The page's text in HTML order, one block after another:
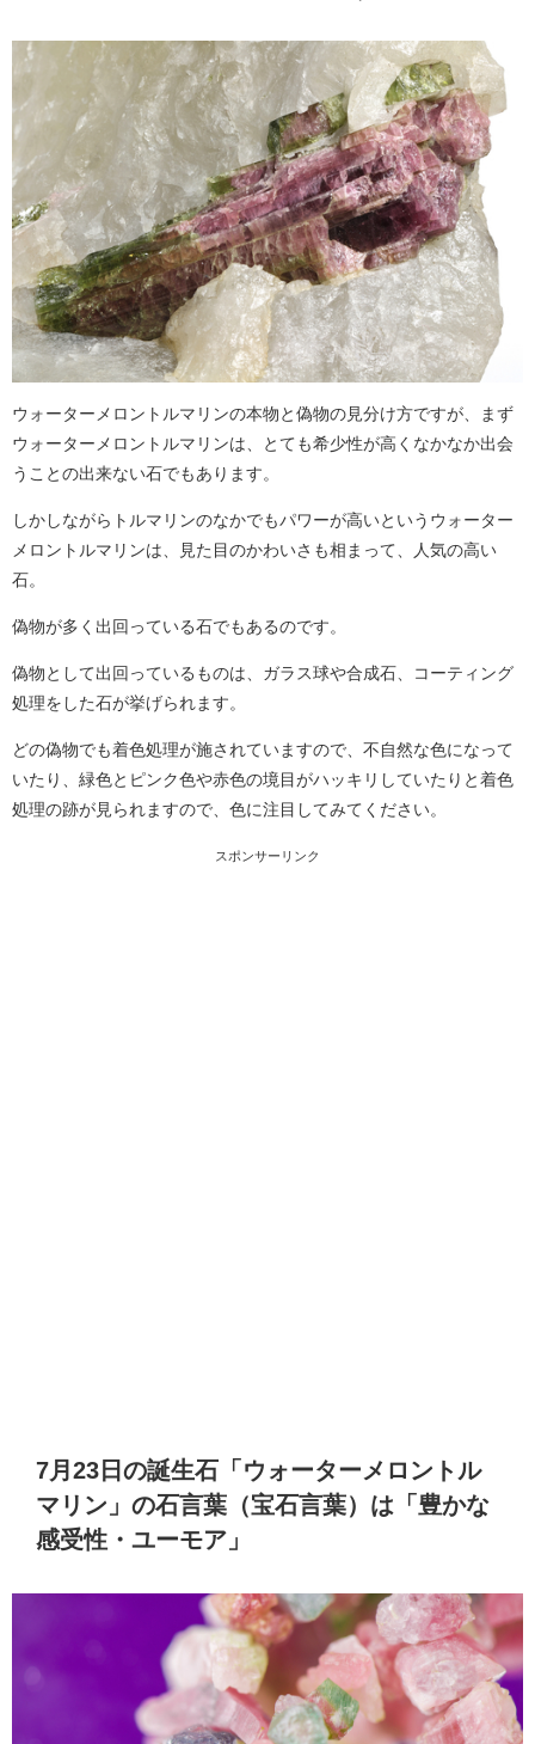
ウォーターメロントルマリンの本物と偽物の見分け方ですが、まず
ウォーターメロントルマリンは、とても希少性が高くなかなか出会
うことの出来ない石でもあります。
しかしながらトルマリンのなかでもパワーが高いというウォーター
メロントルマリンは、見た目のかわいさも相まって、人気の高い
石。
偽物が多く出回っている石でもあるのです。
偽物として出回っているものは、ガラス球や合成石、コーティング
処理をした石が挙げられます。
どの偽物でも着色処理が施されていますので、不自然な色になって
いたり、緑色とピンク色や赤色の境目がハッキリしていたりと着色
処理の跡が見られますので、色に注目してみてください。
スポンサーリンク
7月23日の誕生石「ウォーターメロントル
マリン」の石言葉（宝石言葉）は「豊かな
感受性・ユーモア」